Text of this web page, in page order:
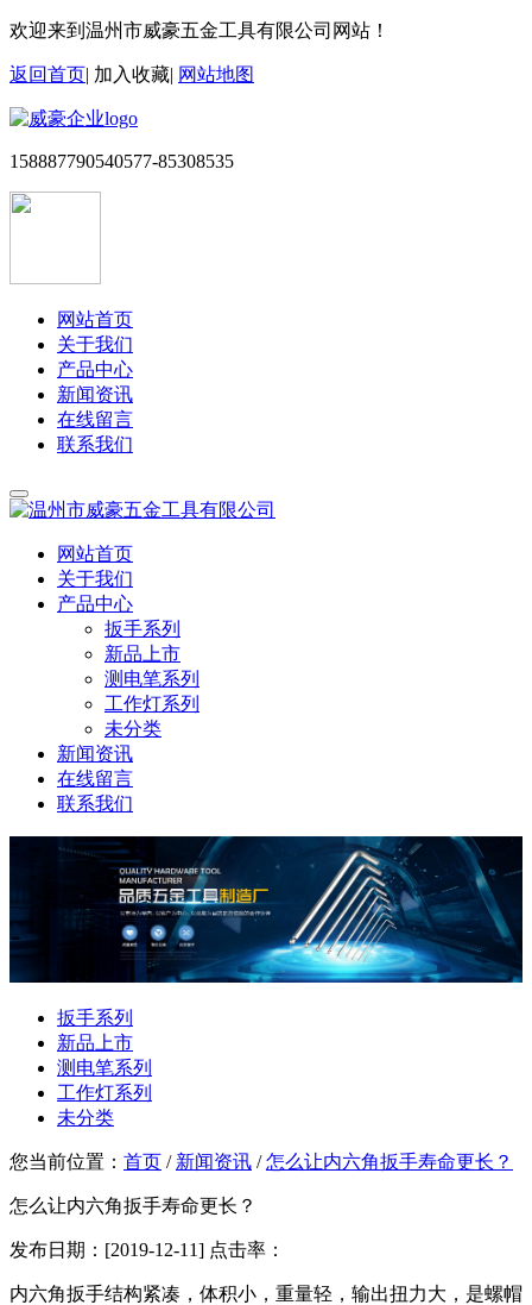
欢迎来到温州市威豪五金工具有限公司网站！
返回首页| 加入收藏| 网站地图
158887790540577-85308535
网站首页
关于我们
产品中心
新闻资讯
在线留言
联系我们
网站首页
关于我们
产品中心
扳手系列
新品上市
测电笔系列
工作灯系列
未分类
新闻资讯
在线留言
联系我们
扳手系列
新品上市
测电笔系列
工作灯系列
未分类
您当前位置： 首页 / 新闻资讯 /怎么让内六角扳手寿命更长？
怎么让内六角扳手寿命更长？
发布日期：[2019-12-11] 点击率：
内六角扳手结构紧凑，体积小，重量轻，输出扭力大，是螺帽